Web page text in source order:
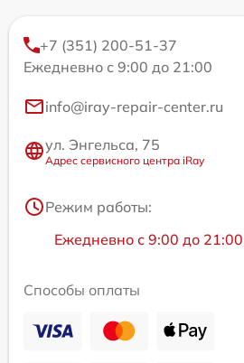
+7 (351) 200-51-37
Ежедневно с 9:00 до 21:00
info@iray-repair-center.ru
ул. Энгельса, 75
Адрес сервисного центра iRay
Режим работы:
Ежедневно с 9:00 до 21:00
Способы оплаты